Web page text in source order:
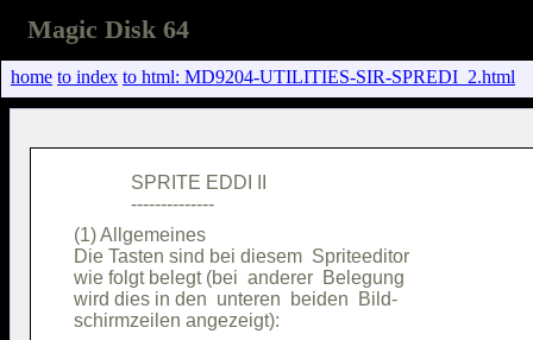
Magic Disk 64
home to index to html: MD9204-UTILITIES-SIR-SPREDI_2.html
            SPRITE EDDI II
(1) Allgemeines
Die Tasten sind bei diesem  Spriteeditor
wie folgt belegt (bei  anderer  Belegung
wird dies in den  unteren  beiden  Bild-